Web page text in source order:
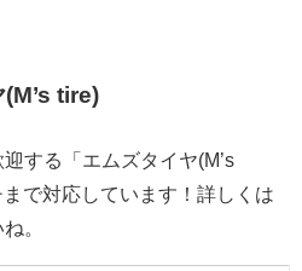
tire)
する「エムズタイヤ(M’s
で対応しています！詳しくは
。